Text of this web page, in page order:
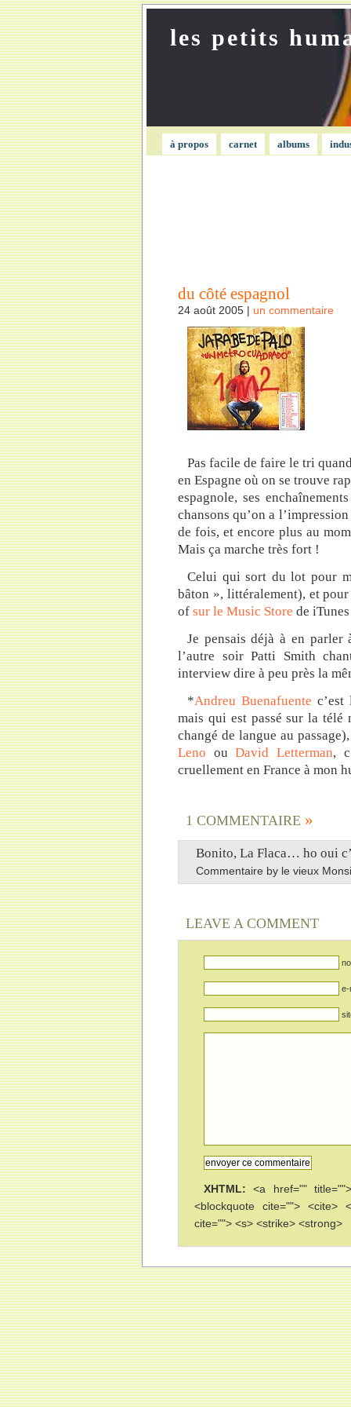
les petits
à propos carnet albums
du côté espagnol
24 août 2005 | un commentaire
Pas facile de faire le tri
en Espagne où on se trouve
espagnole, ses
chansons qu’on a
de fois, et encore plus au
Mais ça marche très fort !
Celui qui sort du lot pour
bâton », littéralement), et
of sur le Music Store de
Je pensais déjà à en parler
l’autre soir Patti Smith
interview dire à peu près la
*Andreu Buenafuente c’est
mais qui est passé sur la télé
changé de langue au
Leno ouDavid Letterman,
cruellement en France à mon
1 COMMENTAIRE »
Bonito, La Flaca… ho oui
Commentaire by le vieux
LEAVE A COMMENT
e-
XHTML: <a href=""
<blockquote cite=""> <cite>
cite=""> <s> <strike> <strong>